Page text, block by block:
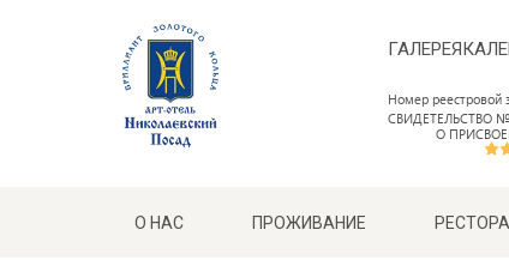
ГАЛЕРЕЯ
Номер реестровой
СВИДЕТЕЛЬСТВО №
О
О НАС ПРОЖИВАНИЕ